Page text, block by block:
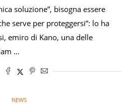
soluzione”, bisogna essere
serve per proteggersi”: lo ha
emiro di Kano, una delle
…
NEWS